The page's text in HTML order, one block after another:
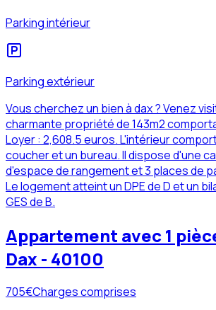
Parking intérieur
Parking extérieur
Vous cherchez un bien à dax ? Venez
charmante propriété de 143m2
Loyer : 2,608.5 euros. L'intérieur
coucher et un bureau. Il dispose d'une
d'espace de rangement et 3 places de
Le logement atteint un DPE de D et un
GES de B.
Appartement avec 1
Dax - 40100
705€Charges comprises